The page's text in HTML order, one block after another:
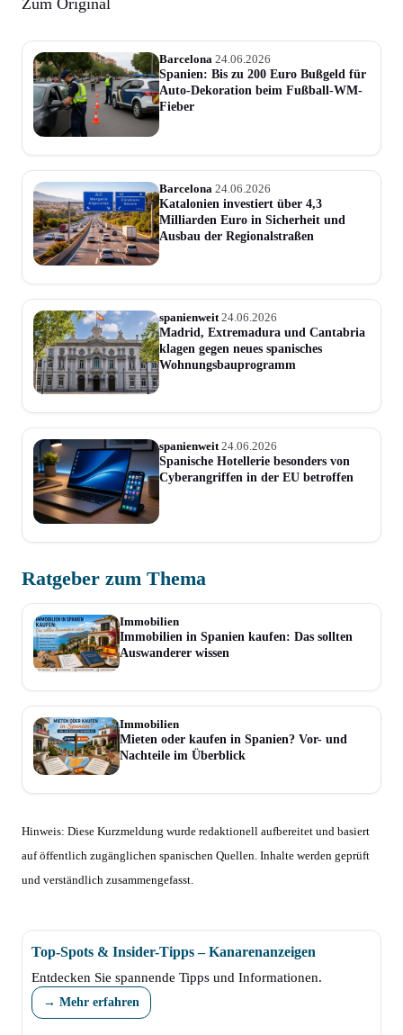
Zum Original
Barcelona 24.06.2026
Spanien: Bis zu 200 Euro Bußgeld für
Auto-Dekoration beim Fußball-WM-
Fieber
Barcelona 24.06.2026
Katalonien investiert über 4,3
Milliarden Euro in Sicherheit und
Ausbau der Regionalstraßen
spanienweit 24.06.2026
Madrid, Extremadura und Cantabria
klagen gegen neues spanisches
Wohnungsbauprogramm
spanienweit 24.06.2026
Spanische Hotellerie besonders von
Cyberangriffen in der EU betroffen
Ratgeber zum Thema
Immobilien
Immobilien in Spanien kaufen: Das sollten
Auswanderer wissen
Immobilien
Mieten oder kaufen in Spanien? Vor- und
Nachteile im Überblick
Hinweis: Diese Kurzmeldung wurde redaktionell aufbereitet und basiert
auf öffentlich zugänglichen spanischen Quellen. Inhalte werden geprüft
und verständlich zusammengefasst.
Top-Spots & Insider-Tipps – Kanarenanzeigen
Entdecken Sie spannende Tipps und Informationen.
→ Mehr erfahren